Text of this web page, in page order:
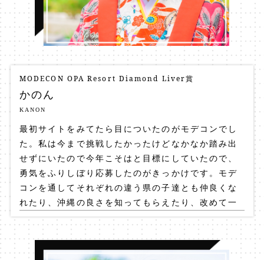
MODECON OPA Resort Diamond Liver賞
かのん
KANON
最初サイトをみてたら目についたのがモデコンでし
た。私は今まで挑戦したかったけどなかなか踏み出
せずにいたので今年こそはと目標にしていたので、
勇気をふりしぼり応募したのがきっかけです。モデ
コンを通してそれぞれの違う県の子達とも仲良くな
れたり、沖縄の良さを知ってもらえたり、改めて一
歩踏み出せてよかったなと思います！！いまは被写
体に挑戦してみたり自分発信をそれなりに頑張って
います！！^_^